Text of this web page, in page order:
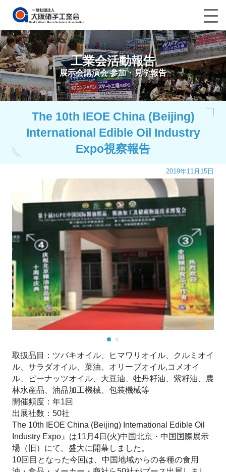
工業会活動報告
展示会講演会 参加・見学報告
The 10th IEOE China (Beijing)
International Edible Oil Industry
Expo視察報告
2019年11月15日
取扱品目：ツバキオイル、ヒマワリオイル、クルミオイ
ル、サラダオイル、菜油、オリーブオイル,コメオイ
ル、ピーナッツオイル、大豆油、牡丹籽油、紫籽油、農
林水産品、油品加工機械、包装機械等
開催頻度：年1回
出展社数：50社
The 10th IEOE China (Beijing) International Edible Oil
Industry Expo』は11月4日(火)中国北京・中国国際展示
場（旧）にて、盛大に開幕しました。
10回目となった今回は、中国地域からの各種の食用